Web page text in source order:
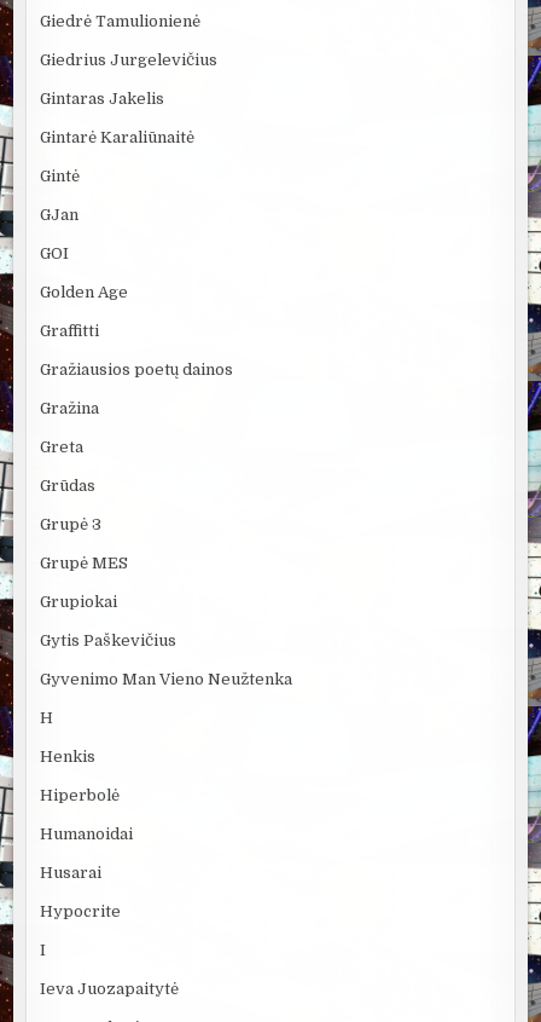
Giedrė Tamulionienė
Giedrius Jurgelevičius
Gintaras Jakelis
Gintarė Karaliūnaitė
Gintė
GJan
GOI
Golden Age
Graffitti
Gražiausios poetų dainos
Gražina
Greta
Grūdas
Grupė 3
Grupė MES
Grupiokai
Gytis Paškevičius
Gyvenimo Man Vieno Neužtenka
H
Henkis
Hiperbolė
Humanoidai
Husarai
Hypocrite
I
Ieva Juozapaitytė